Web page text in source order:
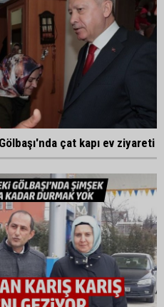
çat kapı ev ziyareti